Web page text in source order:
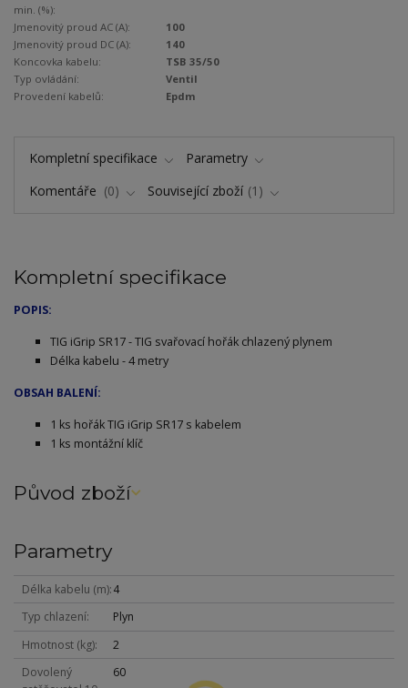
min. (%):
Jmenovitý proud AC (A):
100
Jmenovitý proud DC (A):
140
Koncovka kabelu:
TSB 35/50
Typ ovládání:
Ventil
Provedení kabelů:
Epdm
Kompletní specifikace
Parametry
Komentáře
0 Související zboží 1
Kompletní specifikace
POPIS:
TIG iGrip SR17 - TIG svařovací hořák chlazený plynem
Délka kabelu - 4 metry
OBSAH BALENÍ:
1 ks hořák TIG iGrip SR17 s kabelem
1 ks montážní klíč
Původ zboží
Parametry
Délka kabelu (m) 4
Typ chlazení
Plyn
Hmotnost (kg)
2
Dovolený
60